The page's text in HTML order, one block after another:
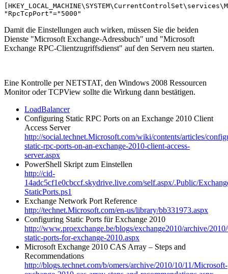
"RpcTcpPort"="5000"
Damit die Einstellungen auch wirken, müssen Sie die beiden
Dienste "Microsoft Exchange-Adressbuch" und "Microsoft
Exchange RPC-Clientzugriffsdienst" auf den Servern neu starten.
Eine Kontrolle per NETSTAT, den Windows 2008 Ressourcen
Monitor oder TCPView sollte die Wirkung dann bestätigen.
LoadBalancer
Configuring Static RPC Ports on an Exchange 2010 Client
Access Server
http://social.technet.Microsoft.com/wiki/contents/articles/
static-rpc-ports-on-an-exchange-2010-client-access-
server.aspx
PowerShell Skript zum Einstellen
http://cid-
14adc5cf1e0cbccf.skydrive.live.com/self.aspx/.Public/
StaticPorts.ps1
Exchange Network Port Reference
http://technet.Microsoft.com/en-us/library/bb331973.aspx
Configuring Static Ports für Exchange 2010
http://www.proexchange.be/blogs/exchange2010/archive/
static-ports-for-exchange-2010.aspx
Microsoft Exchange 2010 CAS Array – Steps and
Recommendations
http://blogs.technet.com/b/omers/archive/2010/10/11/Microsoft-